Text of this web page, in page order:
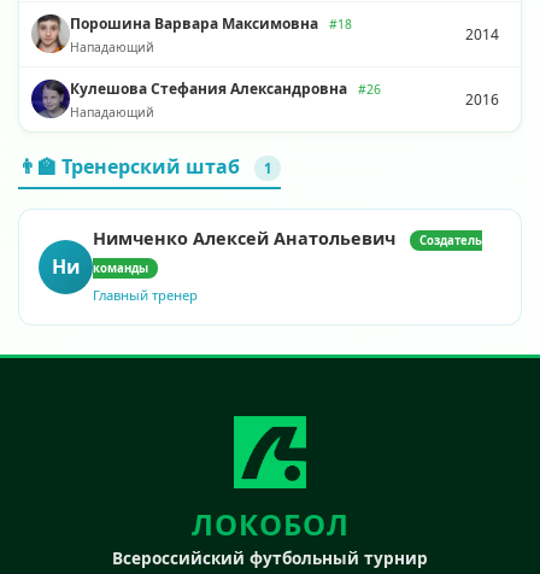
Порошина Варвара Максимовна
#18
Нападающий
2014
Кулешова Стефания Александровна
#26
Нападающий
2016
👨‍🏫 Тренерский штаб 1
Ни
Нимченко Алексей Анатольевич
Создатель
команды
Главный тренер
ЛОКОБОЛ
Всероссийский футбольный турнир